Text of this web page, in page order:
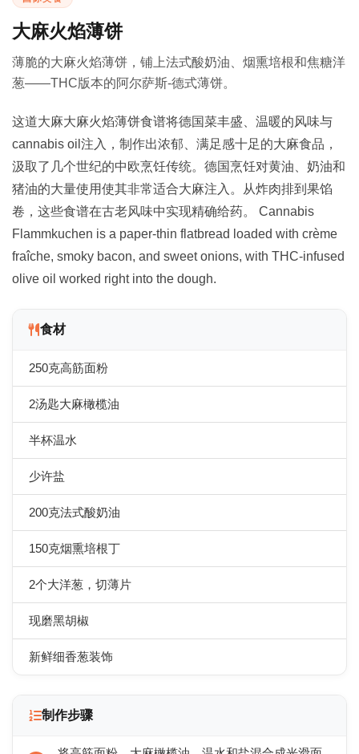
大麻火焰薄饼
薄脆的大麻火焰薄饼，铺上法式酸奶油、烟熏培根和焦糖洋
葱——THC版本的阿尔萨斯-德式薄饼。
这道大麻大麻火焰薄饼食谱将德国菜丰盛、温暖的风味与
cannabis oil注入，制作出浓郁、满足感十足的大麻食品，
汲取了几个世纪的中欧烹饪传统。德国烹饪对黄油、奶油和
猪油的大量使用使其非常适合大麻注入。从炸肉排到果馅
卷，这些食谱在古老风味中实现精确给药。 Cannabis
Flammkuchen is a paper-thin flatbread loaded with crème
fraîche, smoky bacon, and sweet onions, with THC-infused
olive oil worked right into the dough.
食材
250克高筋面粉
2汤匙大麻橄榄油
半杯温水
少许盐
200克法式酸奶油
150克烟熏培根丁
2个大洋葱，切薄片
现磨黑胡椒
新鲜细香葱装饰
制作步骤